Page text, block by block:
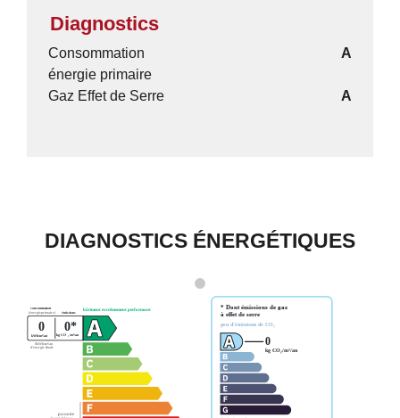
Diagnostics
Consommation
énergie primaire
A
Gaz Effet de Serre A
DIAGNOSTICS ÉNERGÉTIQUES